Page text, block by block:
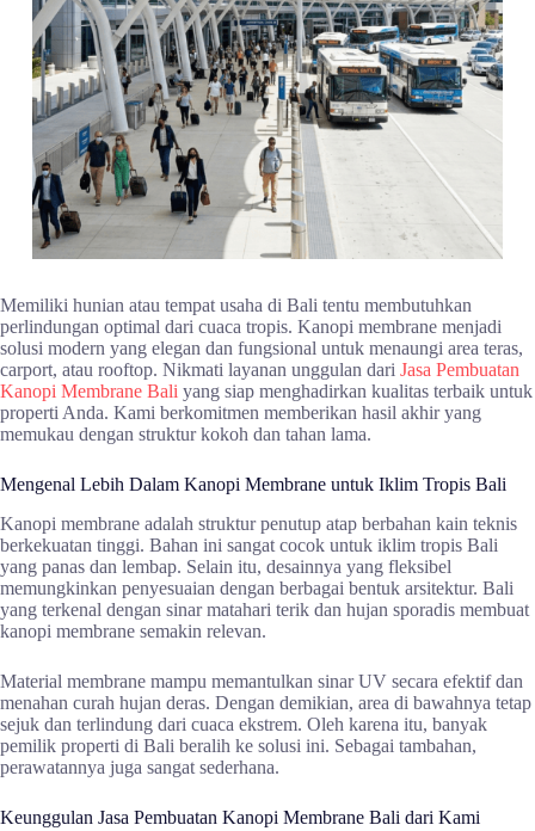
Memiliki hunian atau tempat usaha di Bali tentu membutuhkan
perlindungan optimal dari cuaca tropis. Kanopi membrane menjadi
solusi modern yang elegan dan fungsional untuk menaungi area teras,
carport, atau rooftop. Nikmati layanan unggulan dari Jasa Pembuatan
Kanopi Membrane Bali yang siap menghadirkan kualitas terbaik untuk
properti Anda. Kami berkomitmen memberikan hasil akhir yang
memukau dengan struktur kokoh dan tahan lama.
Mengenal Lebih Dalam Kanopi Membrane untuk Iklim Tropis Bali
Kanopi membrane adalah struktur penutup atap berbahan kain teknis
berkekuatan tinggi. Bahan ini sangat cocok untuk iklim tropis Bali
yang panas dan lembap. Selain itu, desainnya yang fleksibel
memungkinkan penyesuaian dengan berbagai bentuk arsitektur. Bali
yang terkenal dengan sinar matahari terik dan hujan sporadis membuat
kanopi membrane semakin relevan.
Material membrane mampu memantulkan sinar UV secara efektif dan
menahan curah hujan deras. Dengan demikian, area di bawahnya tetap
sejuk dan terlindung dari cuaca ekstrem. Oleh karena itu, banyak
pemilik properti di Bali beralih ke solusi ini. Sebagai tambahan,
perawatannya juga sangat sederhana.
Keunggulan Jasa Pembuatan Kanopi Membrane Bali dari Kami